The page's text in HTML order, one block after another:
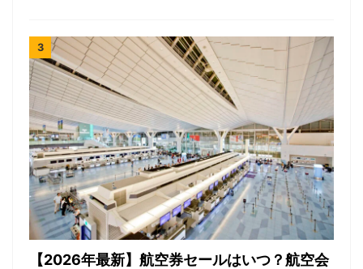
【2026年最新】航空券セールはいつ？航空会